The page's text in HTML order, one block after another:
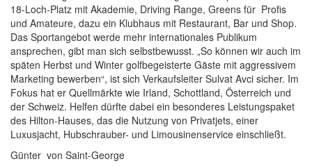
18-Loch-Platz mit Akademie, Driving Range, Greens für Profis
und Amateure, dazu ein Klubhaus mit Restaurant, Bar und Shop.
Das Sportangebot werde mehr internationales Publikum
ansprechen, gibt man sich selbstbewusst. „So können wir auch im
späten Herbst und Winter golfbegeisterte Gäste mit aggressivem
Marketing bewerben“, ist sich Verkaufsleiter Sulvat Avci sicher. Im
Fokus hat er Quellmärkte wie Irland, Schottland, Österreich und
der Schweiz. Helfen dürfte dabei ein besonderes Leistungspaket
des Hilton-Hauses, das die Nutzung von Privatjets, einer
Luxusjacht, Hubschrauber- und Limousinenservice einschließt.
Günter von Saint-George